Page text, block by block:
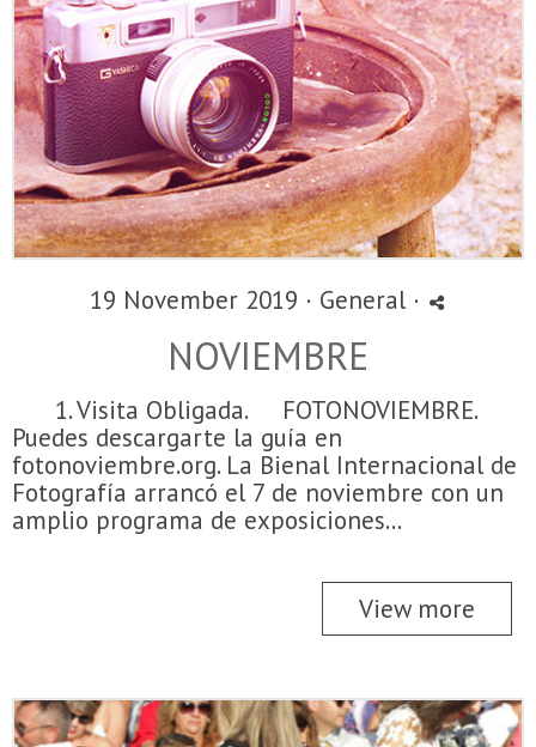
19 November 2019 · General ·
NOVIEMBRE
1. Visita Obligada. FOTONOVIEMBRE.
Puedes descargarte la guía en
fotonoviembre.org. La Bienal Internacional de
Fotografía arrancó el 7 de noviembre con un
amplio programa de exposiciones...
View more